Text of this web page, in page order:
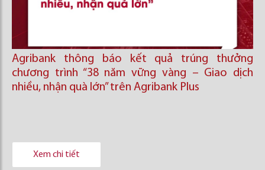
Agribank thông báo kết quả trúng thưởng
chương trình “38 năm vững vàng – Giao dịch
nhiều, nhận quà lớn” trên Agribank Plus
Xem chi tiết